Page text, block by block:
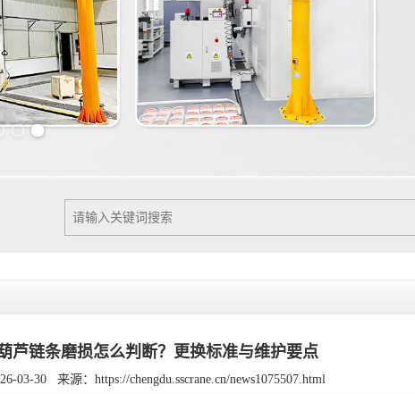
芦链条磨损怎么判断？更换标准与维护要点
03-30 来源： https://chengdu.sscrane.cn/news1075507.html